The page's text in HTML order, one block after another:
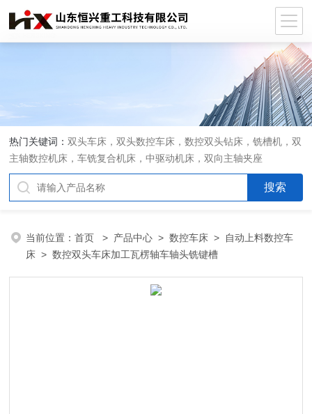
热门关键词：双头车床，双头数控车床，数控双头钻床，铣槽机，双
主轴数控机床，车铣复合机床，中驱动机床，双向主轴夹座
当前位置：首页 > 产品中心 >数控车床 > 自动上料数控车
床 > 数控双头车床加工瓦楞轴车轴头铣键槽